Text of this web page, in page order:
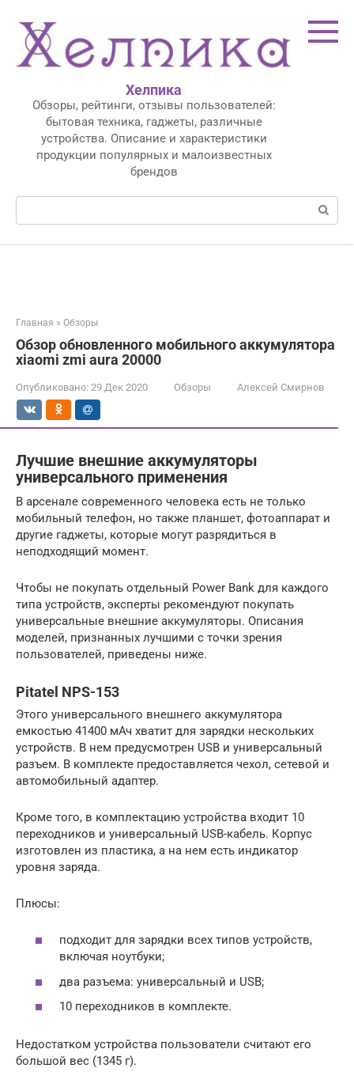
контенту
Хелпика
Обзоры, рейтинги, отзывы пользователей:
бытовая техника, гаджеты, различные
устройства. Описание и характеристики
продукции популярных и малоизвестных
брендов
Поиск:
Главная » Обзоры
Обзор обновленного мобильного аккумулятора
xiaomi zmi aura 20000
Опубликовано: 29 Дек 2020 Обзоры Алексей Смирнов
Лучшие внешние аккумуляторы
универсального применения
В арсенале современного человека есть не только
мобильный телефон, но также планшет, фотоаппарат и
другие гаджеты, которые могут разрядиться в
неподходящий момент.
Чтобы не покупать отдельный Power Bank для каждого
типа устройств, эксперты рекомендуют покупать
универсальные внешние аккумуляторы. Описания
моделей, признанных лучшими с точки зрения
пользователей, приведены ниже.
Pitatel NPS-153
Этого универсального внешнего аккумулятора
емкостью 41400 мАч хватит для зарядки нескольких
устройств. В нем предусмотрен USB и универсальный
разъем. В комплекте предоставляется чехол, сетевой и
автомобильный адаптер.
Кроме того, в комплектацию устройства входит 10
переходников и универсальный USB-кабель. Корпус
изготовлен из пластика, а на нем есть индикатор
уровня заряда.
Плюсы:
подходит для зарядки всех типов устройств,
включая ноутбуки;
два разъема: универсальный и USB;
10 переходников в комплекте.
Недостатком устройства пользователи считают его
большой вес (1345 г).